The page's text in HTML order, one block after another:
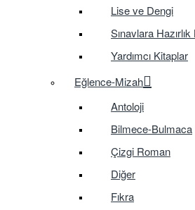
Lise ve Dengi
Sınavlara Hazırlık
Yardımcı Kitaplar
Eğlence-Mizah
Antoloji
Bilmece-Bulmaca
Çizgi Roman
Diğer
Fıkra